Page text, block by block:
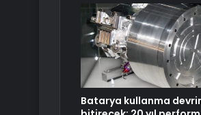
Batarya kullanma